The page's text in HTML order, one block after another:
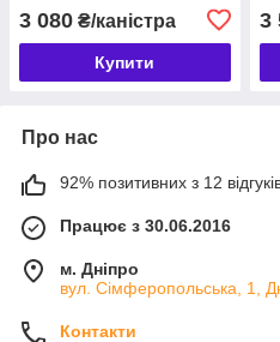
3 080 ₴/каністра
Купити
3
Про нас
92% позитивних з 12
Працює з 30.06.2016
м. Дніпро
вул. Сімферопольська, 1,
Контакти